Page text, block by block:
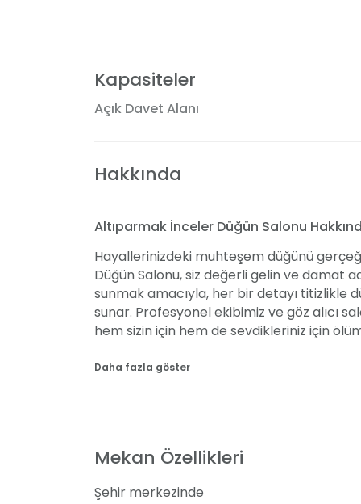
Kapasiteler
Açık Davet Alanı
Hakkında
Altıparmak İnceler Düğün Salonu
Hayallerinizdeki muhteşem düğünü
Düğün Salonu, siz değerli gelin ve damat
sunmak amacıyla, her bir detayı titizlikle
sunar. Profesyonel ekibimiz ve göz alıcı
hem sizin için hem de sevdikleriniz için
sünnet gibi çeşitli organizasyonlar için
düşünülmüştür.
Daha fazla göster
Mekan Özellikleri
Şehir merkezinde